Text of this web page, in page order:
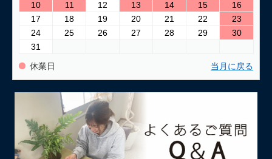
10
11 12 13 14 15
16
17
18 19 20 21 22
23
24
25 26 27 28 29
30
31
休業日 当月に戻る